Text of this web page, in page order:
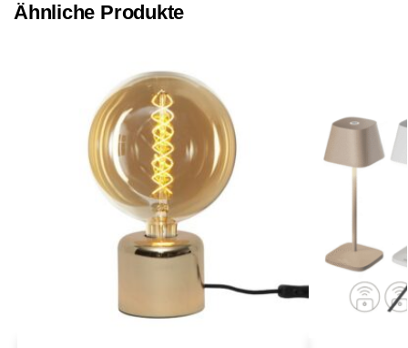
Ähnliche Produkte